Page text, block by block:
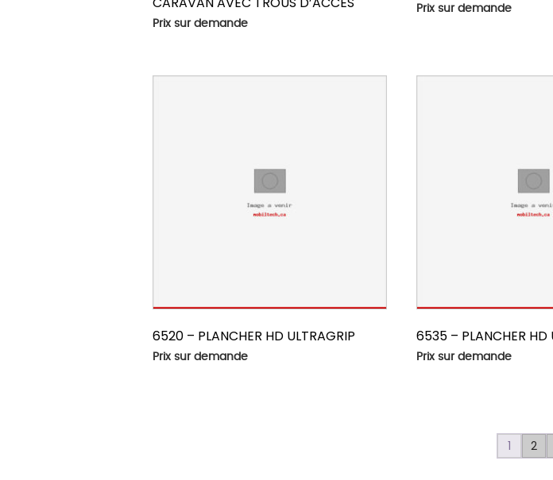
Prix sur demande
Prix sur demande
6520 – PLANCHER HD ULTRAGRIP
Prix sur demande
6535 – PLANCHER HD
Prix sur demande
1 2